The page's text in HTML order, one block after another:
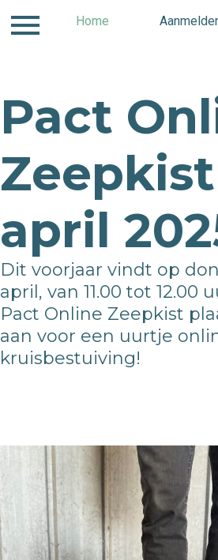
Contact
Inloggen Home
Pact
Zeepkist
april
Dit voorjaar vindt op
april, van 11.00 tot 12.00
Pact Online Zeepkist
aan voor een uurtje
kruisbestuiving!